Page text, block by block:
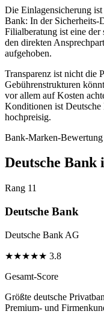
Die Einlagensicherung
Bank: In der
Filialberatung ist eine der
den direkten
aufgehoben.
Transparenz ist nicht die
Gebührenstrukturen
vor allem auf Kosten
Konditionen ist
hochpreisig.
Bank-Marken-Bewertung
Deutsche Bank
Rang 11
Deutsche Bank
Deutsche Bank AG
★★★★★ 3.8
Gesamt-Score
Größte deutsche
Premium- und